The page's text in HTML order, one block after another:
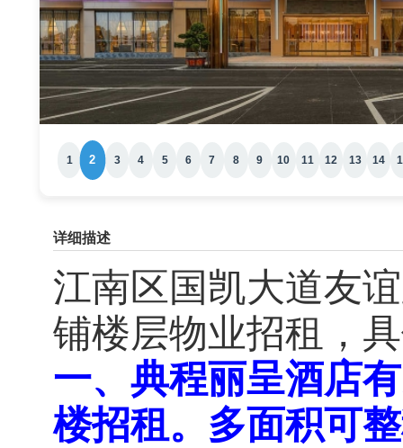
1 2 3 4 5 6 7 8 9 10 11 12 13 14
详细描述
江南区国凯大道友
铺楼层物业招租，
一、典程丽呈酒店
楼招租。 多面积可